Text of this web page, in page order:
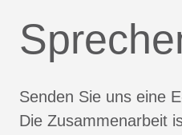
Senden Sie uns eine
Die Zusammenarbeit